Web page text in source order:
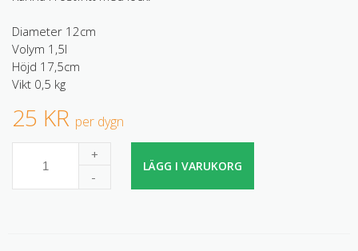
Diameter 12cm
Volym 1,5l
Höjd 17,5cm
Vikt 0,5 kg
25 KR per dygn
+
-
LÄGG I VARUKORG